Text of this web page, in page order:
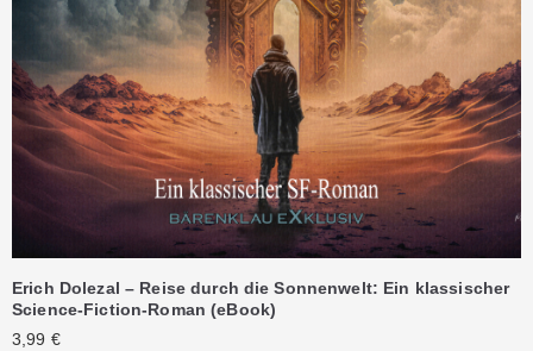
Erich Dolezal – Reise durch die Sonnenwelt: Ein klassischer
Science-Fiction-Roman (eBook)
3,99 €